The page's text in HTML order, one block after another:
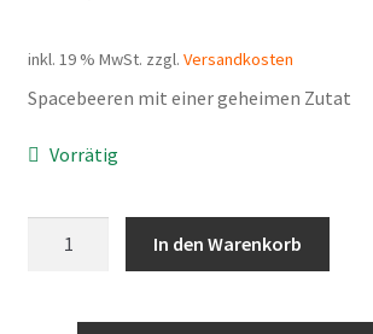
inkl. 19 % MwSt. zzgl. Versandkosten
Spacebeeren mit einer geheimen Zutat
Vorrätig
In den Warenkorb